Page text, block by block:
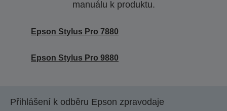
manuálu k produktu.
Epson Stylus Pro 7880
Epson Stylus Pro 9880
Přihlášení k odběru Epson zpravodaje